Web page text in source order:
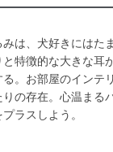
は、犬好きにはた
特徴的な大きな耳
。お部屋のインテ
の存在。心温まる
ラスしよう。